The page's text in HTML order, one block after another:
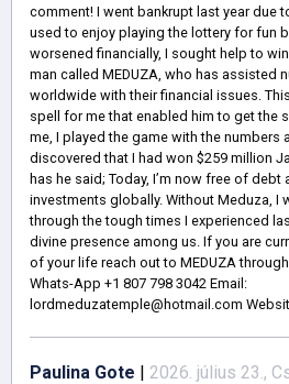
comment! I went bankrupt last year due
used to enjoy playing the lottery for fun
worsened financially, I sought help to
man called MEDUZA, who has assisted
worldwide with their financial issues.
spell for me that enabled him to get the
me, I played the game with the numbers
discovered that I had won $259 million
has he said; Today, I’m now free of
investments globally. Without Meduza, I
through the tough times I experienced
divine presence among us. If you are
of your life reach out to MEDUZA
Whats-App +1 807 798 3042 Email:
lordmeduzatemple@hotmail.com
Paulina Gote | 2026. július 23.,